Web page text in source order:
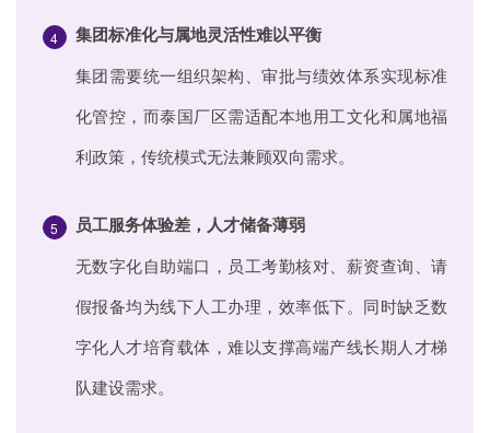
4 集团标准化与属地灵活性难以平衡
集团需要统一组织架构、审批与绩效体系实现标准
化管控，而泰国厂区需适配本地用工文化和属地福
利政策，传统模式无法兼顾双向需求。
5 员工服务体验差，人才储备薄弱
无数字化自助端口，员工考勤核对、薪资查询、请
假报备均为线下人工办理，效率低下。同时缺乏数
字化人才培育载体，难以支撑高端产线长期人才梯
队建设需求。